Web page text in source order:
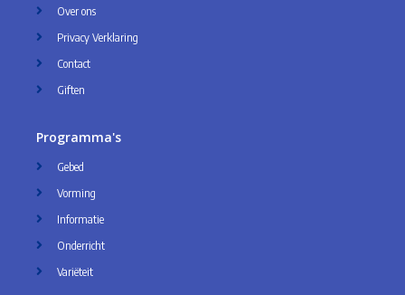
Over ons
Privacy Verklaring
Contact
Giften
Programma's
Gebed
Vorming
Informatie
Onderricht
Variëteit